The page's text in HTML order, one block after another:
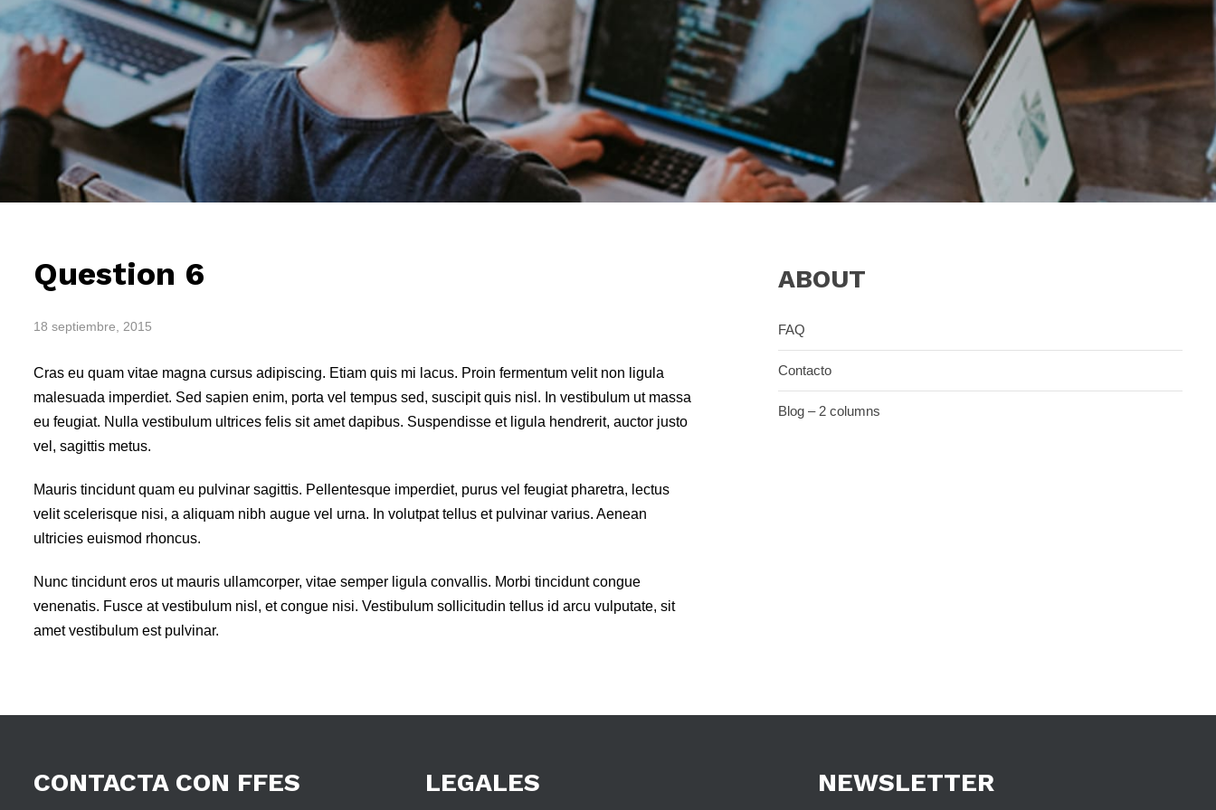
Question 6
18 septiembre, 2015
Cras eu quam vitae magna cursus adipiscing. Etiam quis mi lacus. Proin fermentum velit non ligula
malesuada imperdiet. Sed sapien enim, porta vel tempus sed, suscipit quis nisl. In vestibulum ut massa
eu feugiat. Nulla vestibulum ultrices felis sit amet dapibus. Suspendisse et ligula hendrerit, auctor justo
vel, sagittis metus.
Mauris tincidunt quam eu pulvinar sagittis. Pellentesque imperdiet, purus vel feugiat pharetra, lectus
velit scelerisque nisi, a aliquam nibh augue vel urna. In volutpat tellus et pulvinar varius. Aenean
ultricies euismod rhoncus.
Nunc tincidunt eros ut mauris ullamcorper, vitae semper ligula convallis. Morbi tincidunt congue
venenatis. Fusce at vestibulum nisl, et congue nisi. Vestibulum sollicitudin tellus id arcu vulputate, sit
amet vestibulum est pulvinar.
ABOUT
FAQ
Contacto
Blog – 2 columns
CONTACTA CON FFES LEGALES NEWSLETTER